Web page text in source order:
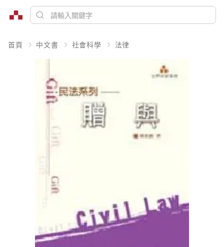
首頁 中文書 社會科學 法律